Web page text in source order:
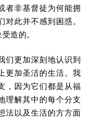
者非基督徒为何能拥
此并不感到困惑。
造的。
们更加深刻地认识到
更加圣洁的生活。我
，因为它们都是从福
理解其中的每个分支
法以及生活的方方面